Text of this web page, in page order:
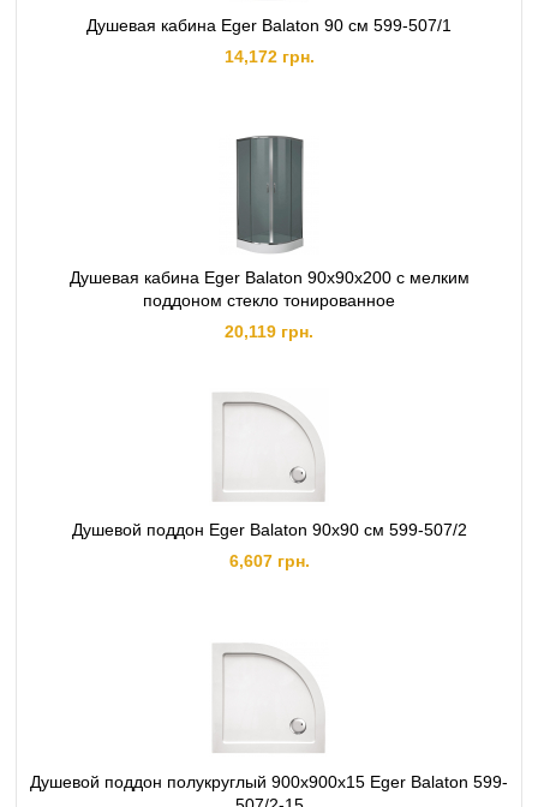
Душевая кабина Eger Balaton 90 см 599-507/1
14,172 грн.
Душевая кабина Eger Balaton 90х90х200 с мелким
поддоном стекло тонированное
20,119 грн.
Душевой поддон Eger Balaton 90х90 см 599-507/2
6,607 грн.
Душевой поддон полукруглый 900х900х15 Eger Balaton 599-